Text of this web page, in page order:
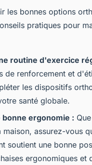
les bonnes options
pratiques pour
routine d'exercice
de renforcement et
les dispositifs
santé globale.
ergonomie :
maison, assurez-vous
soutient une bonne
ergonomiques et